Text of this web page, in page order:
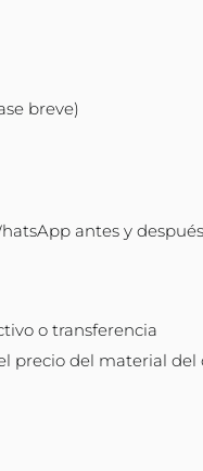
breve)
antes y
o transferencia
precio del material del